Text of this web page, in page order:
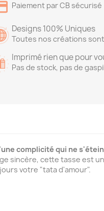
Paiement par CB sécurisé
Designs 100% Uniques
Toutes nos créations
Imprimé rien que pour
Pas de stock, pas de
complicité qui ne
sincère, cette tasse est
votre "tata d'amour".